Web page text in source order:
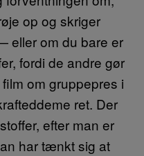
op og skriger
eller om du bare er
fordi de andre gør
om gruppepres i
ret. Der
efter man er
har tænkt sig at